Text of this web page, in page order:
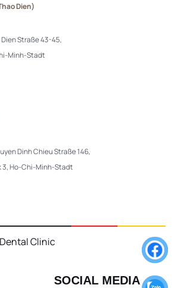
SOCIAL MEDIA
Dien)
Straße 43-45,
Minh-Stadt
Dinh Chieu Straße 146,
3, Ho-Chi-Minh-Stadt
Clinic